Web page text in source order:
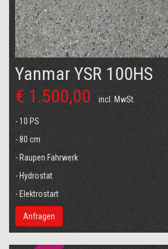
Yanmar YSR 100HS
€ 1.500,00
incl. MwSt.
- 10 PS
- 80 cm
- Raupen Fahrwerk
- Hydrostat
- Elektrostart
Anfragen